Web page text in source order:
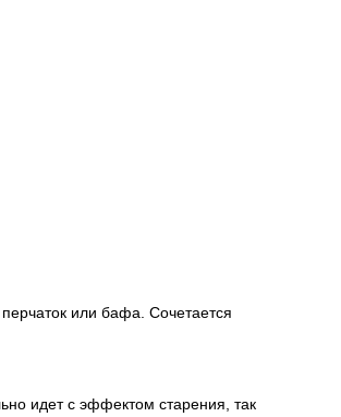
или бафа. Сочетается
идет с эффектом старения, так